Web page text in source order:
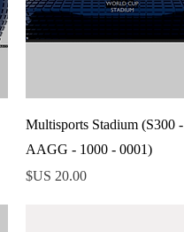
العرض السريع
Multisports Stadium (S300 -
AAGG - 1000 - 0001)
السعر‏20.00 US$